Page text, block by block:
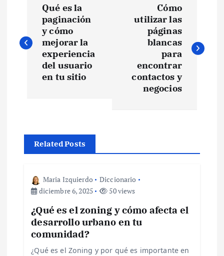
v
Qué es la
paginación
y cómo
mejorar la
experiencia
del usuario
en tu sitio
Cómo
utilizar las
páginas
blancas
para
encontrar
contactos y
negocios
Related Posts
Maria Izquierdo
Diccionario
diciembre 6, 2025
50 views
¿Qué es el zoning y cómo afecta el
desarrollo urbano en tu
comunidad?
¿Qué es el Zoning y por qué es importante en